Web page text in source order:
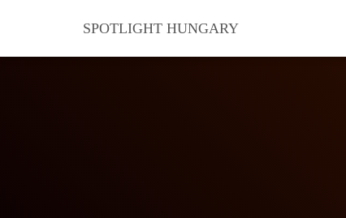
SPOTLIGHT HUNGARY